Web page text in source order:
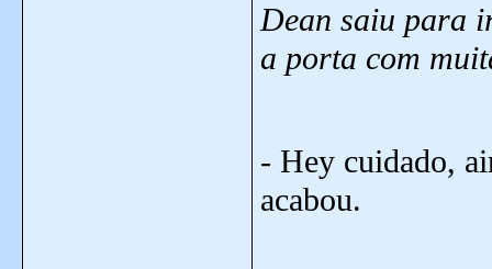
Dean saiu para
a porta com
- Hey cuidado,
acabou.